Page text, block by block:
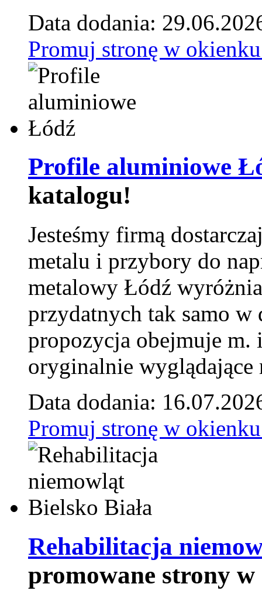
Data dodania:
Promuj stronę w
Profile aluminiowe
katalogu!
Jesteśmy firmą
metalu i przybory do
metalowy Łódź
przydatnych tak samo w
propozycja obejmuje m.
oryginalnie wyglądające
Data dodania:
Promuj stronę w
Rehabilitacja
promowane strony